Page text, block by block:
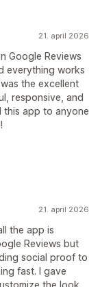
21. april 2026
Google Reviews
everything works
the excellent
responsive, and
this app to anyone
21. april 2026
the app is
Reviews but
social proof to
fast. I gave